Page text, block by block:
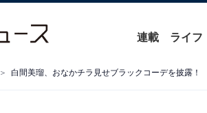
連載 ライフ
白間美瑠、おなかチラ見せブラックコーデを披露！